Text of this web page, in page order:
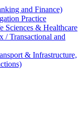
and Finance)
Practice
Sciences & Healthcare
/ Transactional and
& Infrastructure,